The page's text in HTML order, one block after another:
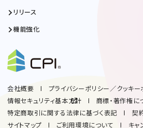
リリース
機能強化
会社概要
プライバシーポリシー／クッキー
情報セキュリティ基本方針
商標・著作権に
特定商取引に関する法律に基づく表記
契
サイトマップ
ご利用環境について キャ